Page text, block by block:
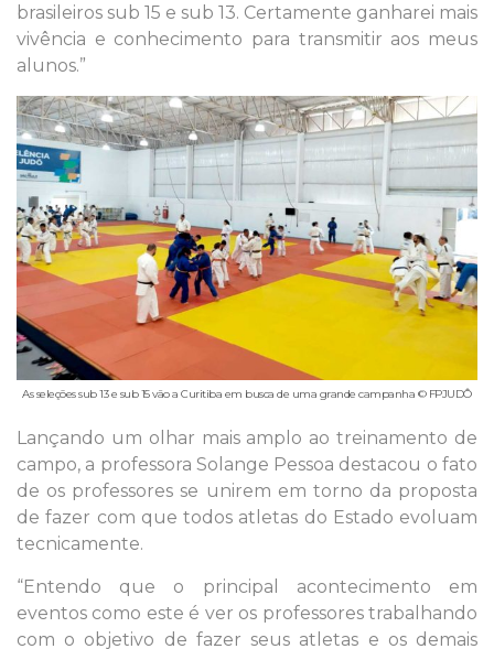
brasileiros sub 15 e sub 13. Certamente ganharei mais
vivência e conhecimento para transmitir aos meus
alunos.”
As seleções sub 13 e sub 15 vão a Curitiba em busca de uma grande campanha © FPJUDÔ
Lançando um olhar mais amplo ao treinamento de
campo, a professora Solange Pessoa destacou o fato
de os professores se unirem em torno da proposta
de fazer com que todos atletas do Estado evoluam
tecnicamente.
“Entendo que o principal acontecimento em
eventos como este é ver os professores trabalhando
com o objetivo de fazer seus atletas e os demais